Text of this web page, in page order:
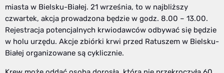
miasta w Bielsku-Białej. 21 września, to w najbliższy
czwartek, akcja prowadzona będzie w godz. 8.00 – 13.00.
Rejestracja potencjalnych krwiodawców odbywać się będzie
w holu urzędu. Akcje zbiórki krwi przed Ratuszem w Bielsku-
Białej organizowane są cyklicznie.